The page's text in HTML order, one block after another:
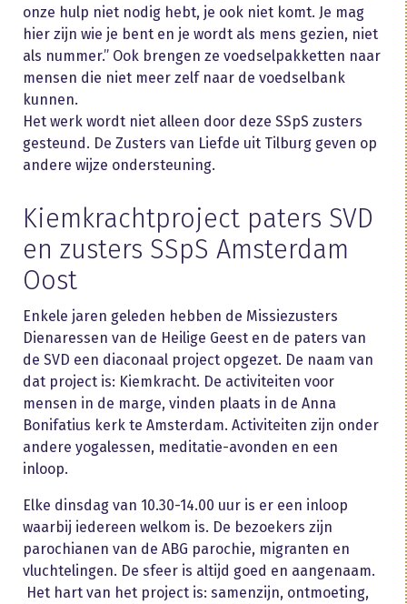
onze hulp niet nodig hebt, je ook niet komt. Je mag
hier zijn wie je bent en je wordt als mens gezien, niet
als nummer.” Ook brengen ze voedselpakketten naar
mensen die niet meer zelf naar de voedselbank
kunnen.
Het werk wordt niet alleen door deze SSpS zusters
gesteund. De Zusters van Liefde uit Tilburg geven op
andere wijze ondersteuning.
Kiemkrachtproject paters SVD
en zusters SSpS Amsterdam
Oost
Enkele jaren geleden hebben de Missiezusters
Dienaressen van de Heilige Geest en de paters van
de SVD een diaconaal project opgezet. De naam van
dat project is: Kiemkracht. De activiteiten voor
mensen in de marge, vinden plaats in de Anna
Bonifatius kerk te Amsterdam. Activiteiten zijn onder
andere yogalessen, meditatie-avonden en een
inloop.
Elke dinsdag van 10.30-14.00 uur is er een inloop
waarbij iedereen welkom is. De bezoekers zijn
parochianen van de ABG parochie, migranten en
vluchtelingen. De sfeer is altijd goed en aangenaam.
Het hart van het project is: samenzijn, ontmoeting,